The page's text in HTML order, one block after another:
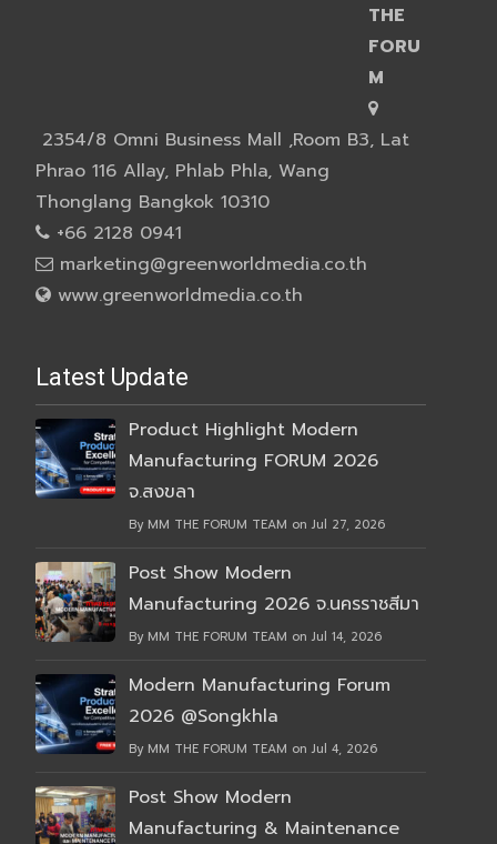
THE
FORU
M
2354/8 Omni Business Mall ,Room B3, Lat
Phrao 116 Allay, Phlab Phla, Wang
Thonglang Bangkok 10310
+66 2128 0941
marketing@greenworldmedia.co.th
www.greenworldmedia.co.th
Latest Update
Product Highlight Modern
Manufacturing FORUM 2026
จ.สงขลา
By MM THE FORUM TEAM on Jul 27, 2026
Post Show Modern
Manufacturing 2026 จ.นครราชสีมา
By MM THE FORUM TEAM on Jul 14, 2026
Modern Manufacturing Forum
2026 @Songkhla
By MM THE FORUM TEAM on Jul 4, 2026
Post Show Modern
Manufacturing & Maintenance